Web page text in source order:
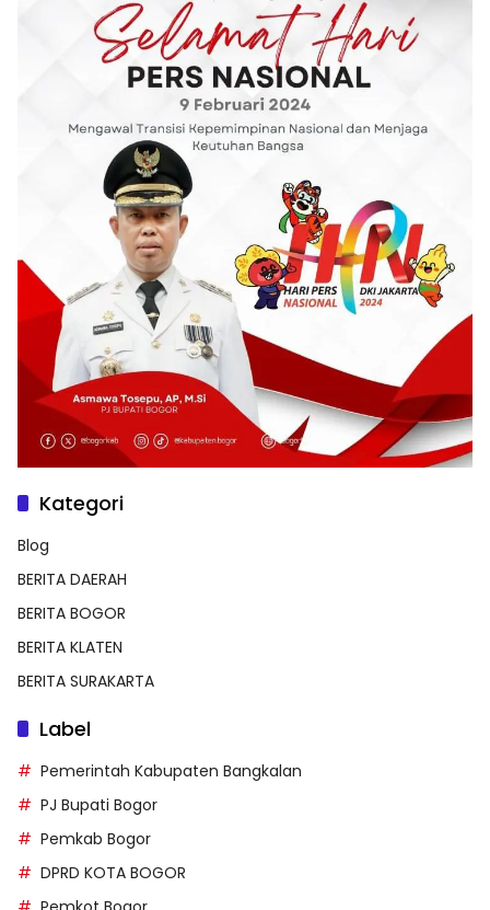
Kategori
Blog
BERITA DAERAH
BERITA BOGOR
BERITA KLATEN
BERITA SURAKARTA
Label
Pemerintah Kabupaten Bangkalan
PJ Bupati Bogor
Pemkab Bogor
DPRD KOTA BOGOR